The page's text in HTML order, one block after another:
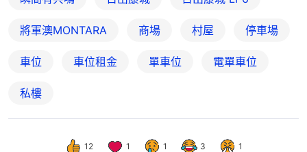
將軍澳MONTARA 商場 村屋 停車場
車位 車位租金 單車位 電單車位
私樓
12 1 1 3 1